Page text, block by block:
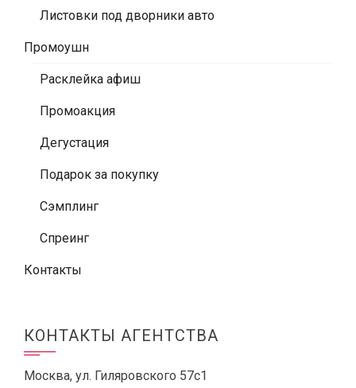
Листовки под дворники авто
Промоушн
Расклейка афиш
Промоакция
Дегустация
Подарок за покупку
Сэмплинг
Спреинг
Контакты
КОНТАКТЫ АГЕНТСТВА
Москва, ул. Гиляровского 57с1